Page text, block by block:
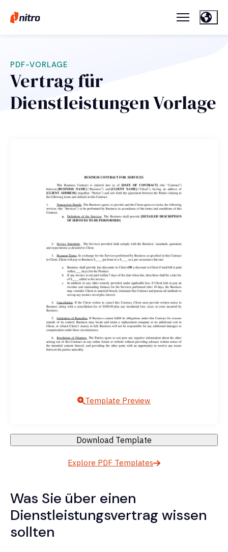
PDF-VORLAGE
Vertrag für
Dienstleistungen Vorlage
Template Preview
Download Template
Explore PDF Templates
Was Sie über einen
Dienstleistungsvertrag wissen
sollten